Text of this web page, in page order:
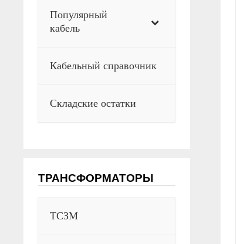
Популярный
кабель
Кабельный справочник
Складские остатки
ТРАНСФОРМАТОРЫ
ТСЗМ